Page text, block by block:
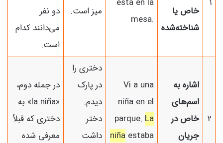
1
خاص یا
شناخته‌شده
está en la
mesa.
میز است.
دو نفر
می‌دانند کدام
است.
2
اشاره به
اسم‌های
خاص در
جریان
Vi a una
niña en el
parque. La
niña estaba
دختری را
در پارک
دیدم.
دختر
داشت
در جمله دوم،
«la niña» به
دختری که قبلاً
معرفی شده